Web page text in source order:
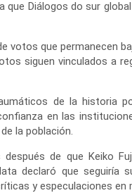
que Diálogos do sur
votos que permanecen
siguen vinculados a
de la historia
en las
la población.
de que Keiko
declaró que seguiría
y especulaciones en